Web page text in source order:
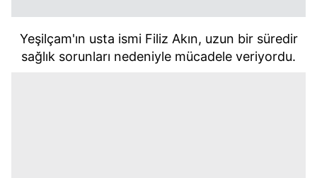
Yeşilçam'ın usta ismi Filiz Akın, uzun bir süredir
sağlık sorunları nedeniyle mücadele veriyordu.